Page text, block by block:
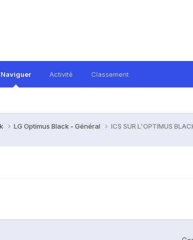
Naviguer Activité Classement
LG Optimus Black - Général ICS SUR L'OPTIMUS